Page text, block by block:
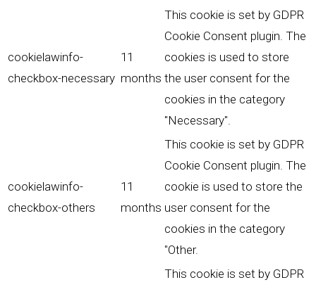
cookielawinfo-
checkbox-necessary
11
months
This cookie is set by GDPR
Cookie Consent plugin. The
cookies is used to store
the user consent for the
cookies in the category
"Necessary".
cookielawinfo-
checkbox-others
11
months
This cookie is set by GDPR
Cookie Consent plugin. The
cookie is used to store the
user consent for the
cookies in the category
"Other.
This cookie is set by GDPR